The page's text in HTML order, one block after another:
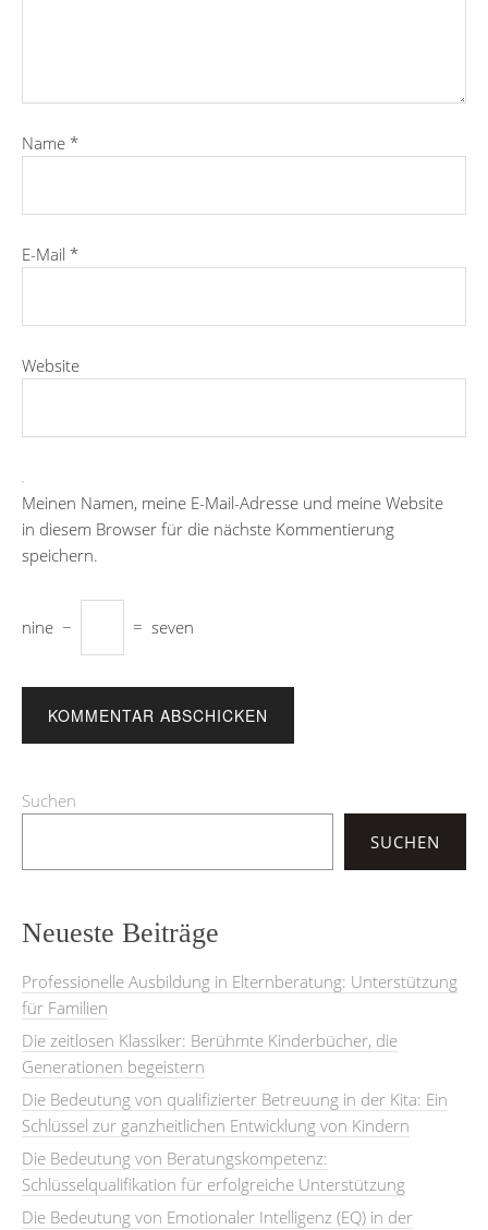
Name *
E-Mail *
Website
Meinen Namen, meine E-Mail-Adresse und meine Website
in diesem Browser für die nächste Kommentierung
speichern.
nine − = seven
Suchen
SUCHEN
Neueste Beiträge
Professionelle Ausbildung in Elternberatung: Unterstützung
für Familien
Die zeitlosen Klassiker: Berühmte Kinderbücher, die
Generationen begeistern
Die Bedeutung von qualifizierter Betreuung in der Kita: Ein
Schlüssel zur ganzheitlichen Entwicklung von Kindern
Die Bedeutung von Beratungskompetenz:
Schlüsselqualifikation für erfolgreiche Unterstützung
Die Bedeutung von Emotionaler Intelligenz (EQ) in der